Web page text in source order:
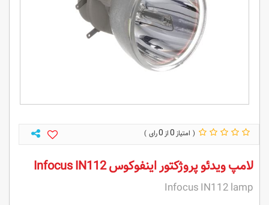
0
0
لامپ ویدئو پروژکتور اینفوکوس Infocus IN112
Infocus IN112 lamp